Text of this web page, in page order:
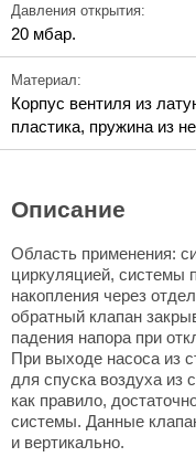
Давления открытия:
20 мбар.
Материал:
Корпус вентиля из
пластика, пружина из
Описание
Область применения:
циркуляцией, системы
накопления через
обратный клапан
падения напора при
При выходе насоса из
для спуска воздуха из
как правило,
системы. Данные
и вертикально.